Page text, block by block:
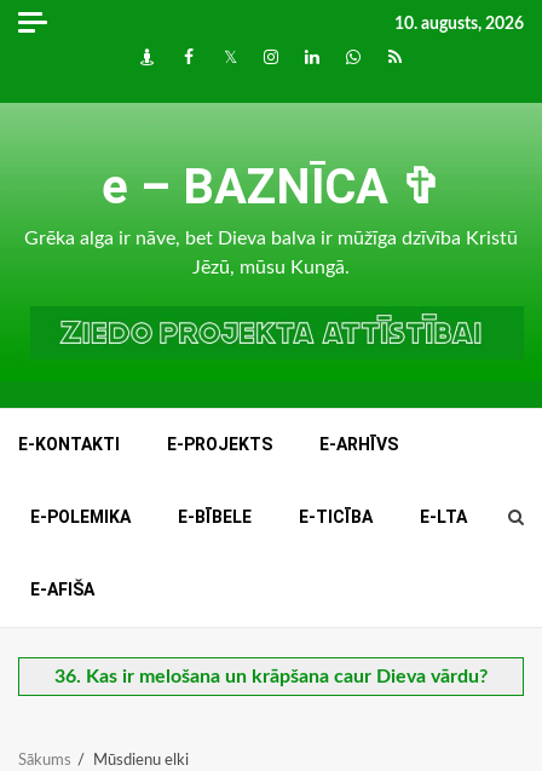
Skip
10. augusts, 2026
DraugiemFacebook
TwitterInstagram
LinkedInwhatsapp
RSS
e – BAZNĪCA ✞
Grēka alga ir nāve, bet Dieva balva ir mūžīga dzīvība Kristū
Jēzū, mūsu Kungā.
E-KONTAKTI E-PROJEKTS E-ARHĪVS
E-POLEMIKA E-BĪBELE E-TICĪBA E-LTA
E-AFIŠA
36. Kas ir melošana un krāpšana caur Dieva vārdu?
Sākums Mūsdienu elki